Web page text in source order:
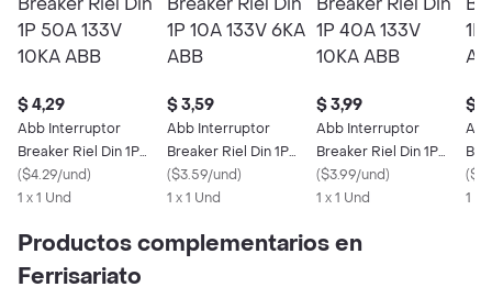
$ 4,29
Abb Interruptor
Breaker Riel Din 1P
50A 133V 10KA ABB
($4.29/und)
1 x 1 Und
$ 3,59
Abb Interruptor
Breaker Riel Din 1P
10A 133V 6KA ABB
($3.59/und)
1 x 1 Und
$ 3,99
Abb Interruptor
Breaker Riel Din 1P
40A 133V 10KA ABB
($3.99/und)
1 x 1 Und
$
(
1 x
Productos complementarios en
Ferrisariato